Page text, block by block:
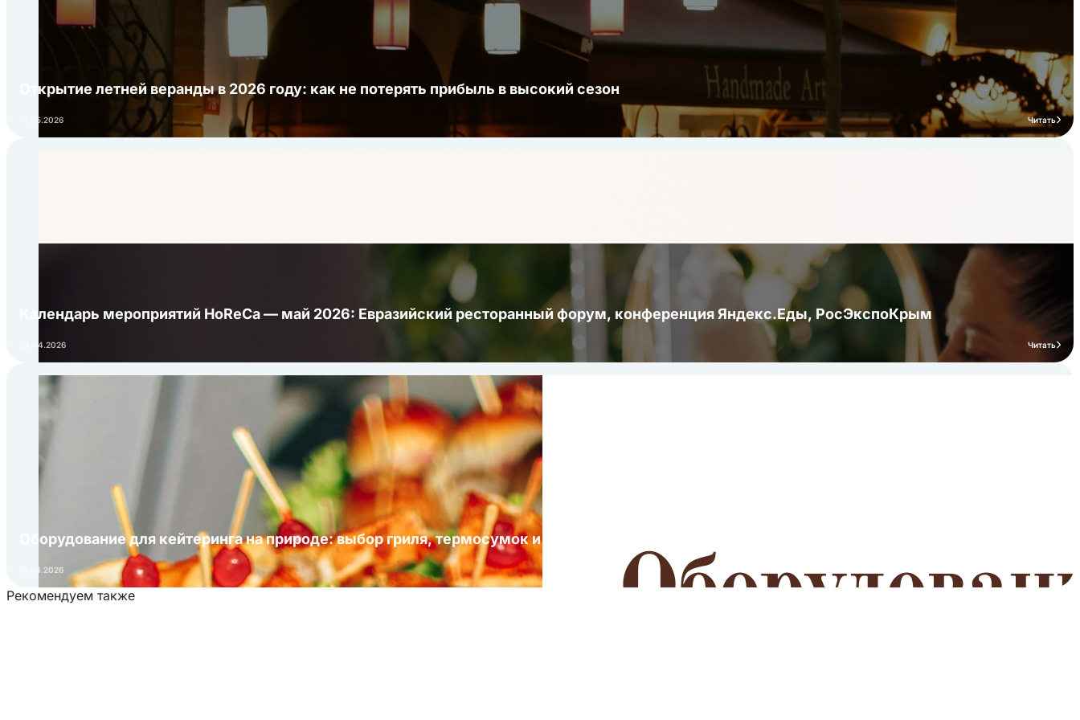
Открытие летней веранды в 2026 году: как не потерять прибыль в высокий сезон
01.05.2026 Читать
Календарь мероприятий HoReCa — май 2026: Евразийский ресторанный форум, конференция Яндекс.Еды, РосЭкспоКрым
24.04.2026 Читать
Оборудование для кейтеринга на природе: выбор гриля, термосумок и посуды для выездных мероприятий
16.04.2026
Рекомендуем также